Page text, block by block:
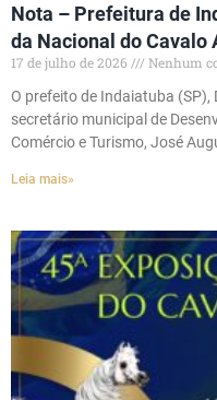
Nota – Prefeitura de
da Nacional do Cavalo
17 de julho de 2026
Nenhum
O prefeito de Indaiatuba (SP),
secretário municipal de
Comércio e Turismo, José
Leia mais»